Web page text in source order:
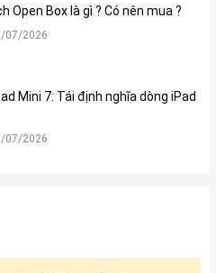
Open Box là gì ? Có nên mua ?
07/2026
Mini 7: Tái định nghĩa dòng iPad
07/2026